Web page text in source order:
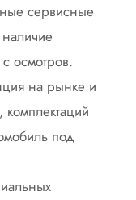
сервисные
осмотров.
на рынке и
комплектаций
под